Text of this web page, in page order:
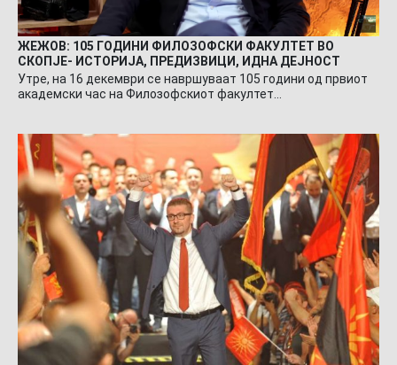
ЖЕЖОВ: 105 ГОДИНИ ФИЛОЗОФСКИ ФАКУЛТЕТ ВО
СКОПЈЕ- ИСТОРИЈА, ПРЕДИЗВИЦИ, ИДНА ДЕЈНОСТ
Утре, на 16 декември се навршуваат 105 години од првиот
академски час на Филозофскиот факултет…